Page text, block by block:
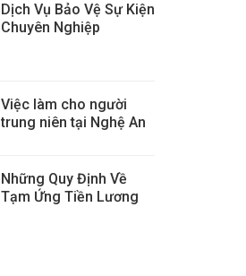
Dịch Vụ Bảo Vệ Sự Kiện
Chuyên Nghiệp
Việc làm cho người
trung niên tại Nghệ An
Những Quy Định Về
Tạm Ứng Tiền Lương